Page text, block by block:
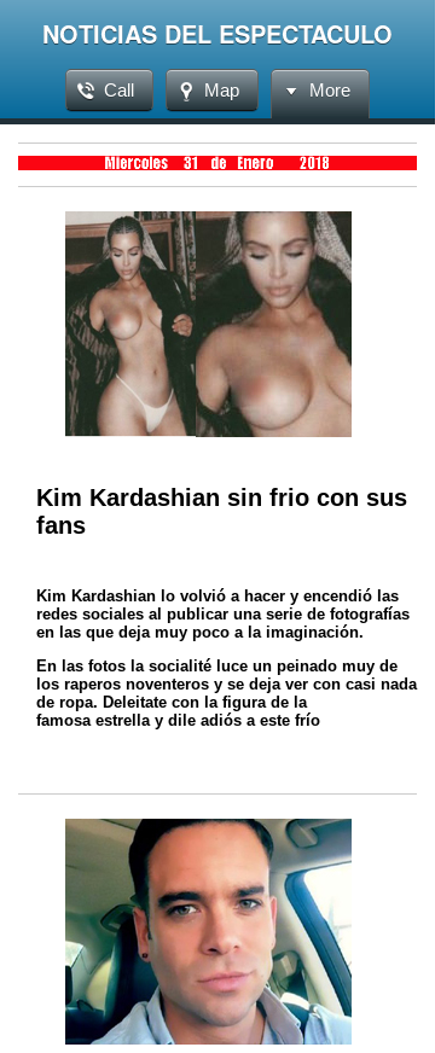
NOTICIAS DEL ESPECTACULO
Call Map More
Kim Kardashian sin frio con sus
fans
Kim Kardashian lo volvió a hacer y encendió las
redes sociales al publicar una serie de fotografías
en las que deja muy poco a la imaginación.
En las fotos la socialité luce un peinado muy de
los raperos noventeros y se deja ver con casi nada
de ropa. Deleitate con la figura de la
famosa estrella y dile adiós a este frío